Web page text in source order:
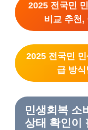
2025 전국민
비교 추천,
2025 전국민
급 방식
민생회복 소
상태 확인이